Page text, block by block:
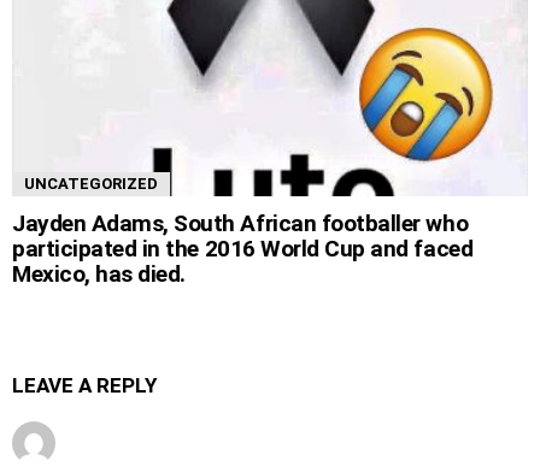
UNCATEGORIZED
Jayden Adams, South African footballer who
participated in the 2016 World Cup and faced
Mexico, has died.
LEAVE A REPLY